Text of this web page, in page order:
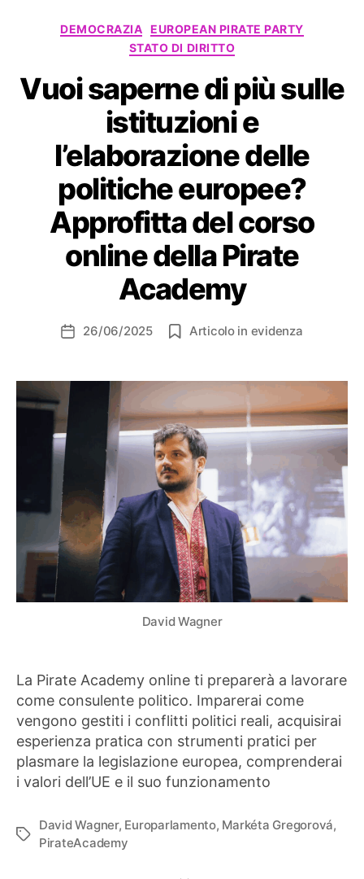
Categorie
DEMOCRAZIA EUROPEAN PIRATE PARTY
STATO DI DIRITTO
Vuoi saperne di più sulle
istituzioni e
l’elaborazione delle
politiche europee?
Approfitta del corso
online della Pirate
Academy
Data26/06/2025 Articolo in evidenza
David Wagner
La Pirate Academy online ti preparerà a lavorare
come consulente politico. Imparerai come
vengono gestiti i conflitti politici reali, acquisirai
esperienza pratica con strumenti pratici per
plasmare la legislazione europea, comprenderai
i valori dell’UE e il suo funzionamento
Tag
David Wagner, Europarlamento, Markéta Gregorová,
PirateAcademy